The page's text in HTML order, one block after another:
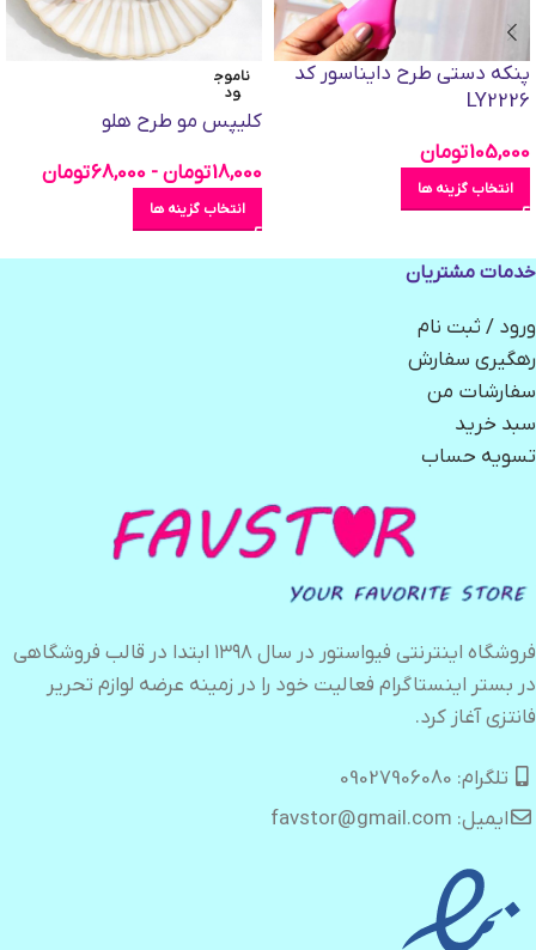
پنکه دستی طرح دایناسور کد
LY2226
105,000تومان
انتخاب گزینه ها
ناموج
ود
کلیپس مو طرح هلو
18,000تومان-
68,000تومان
انتخاب گزینه ها
خدمات مشتریان
ورود / ثبت نام
رهگیری سفارش
سفارشات من
سبد خرید
تسویه حساب
فروشگاه اینترنتی فیواستور در سال ۱۳۹۸ ابتدا در قالب فروشگاهی
در بستر اینستاگرام فعالیت خود را در زمینه عرضه لوازم تحریر
فانتزی آغاز کرد.
تلگرام: 09027906080
ایمیل: favstor@gmail.com